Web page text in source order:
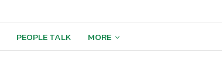
PEOPLE TALK MORE